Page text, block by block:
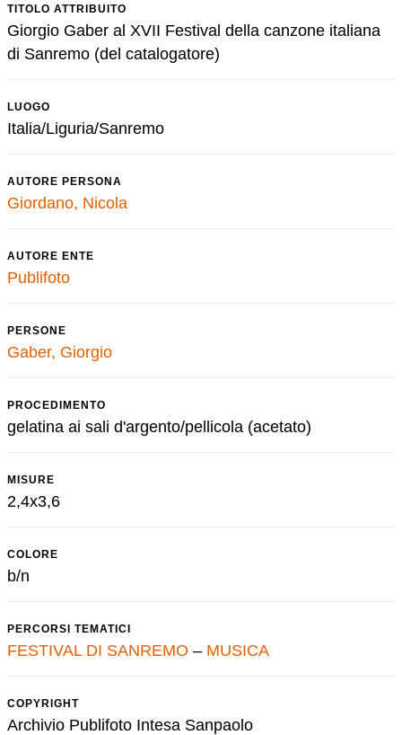
TITOLO ATTRIBUITO
Giorgio Gaber al XVII Festival della canzone italiana
di Sanremo (del catalogatore)
LUOGO
Italia/Liguria/Sanremo
AUTORE PERSONA
Giordano, Nicola
AUTORE ENTE
Publifoto
PERSONE
Gaber, Giorgio
PROCEDIMENTO
gelatina ai sali d'argento/pellicola (acetato)
MISURE
2,4x3,6
COLORE
b/n
PERCORSI TEMATICI
FESTIVAL DI SANREMO – MUSICA
COPYRIGHT
Archivio Publifoto Intesa Sanpaolo